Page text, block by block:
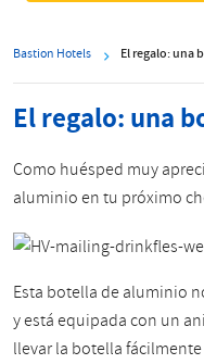
Bastion Hotels El regalo: una
El regalo: una
Como huésped muy
aluminio en tu próximo
Esta botella de aluminio
y está equipada con un
llevar la botella